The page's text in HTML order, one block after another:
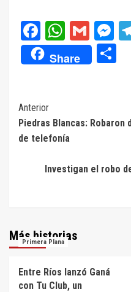
Facebook
Share
Navegación
de
Anterior
Piedras Blancas: Robaron
de telefonía
Investigan el robo
Más historias
Primera Plana
Entre Ríos lanzó Ganá
con Tu Club, un